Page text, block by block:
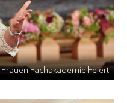
Frauen Fachakademie Feiert